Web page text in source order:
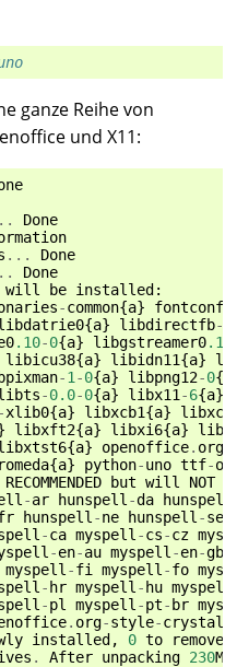
ganze Reihe von
und X11:
Done
...
Done
Done
will be installed:
-common{a}
{a} libdirectfb-
.10-0{a} libgstreamer0.10
libicu38{a} libidn11{a}
-1 -0{a} libpng12-0{
-0.0-0{a} libx11 -6{a}
-xlib0{a} libxcb1{a}
libxft2{a} libxi6{a}
{a} openoffice. org
{a} python-uno ttf-
RECOMMENDED but will NOT
-ar hunspell -da hunspell
hunspell -ne hunspell -se
-ca myspell -cs-cz
-en-au myspell -en-gb
myspell -fi myspell -fo
-hr myspell -hu myspell
-pl myspell -pt-br
. org-style-crystal
installed, 0 to remove
. After unpacking 230MB